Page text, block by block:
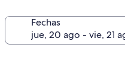
Fechas